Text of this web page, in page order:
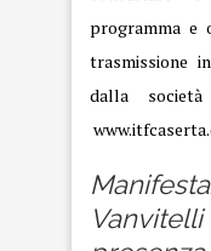
programma e
trasmissione
dalla